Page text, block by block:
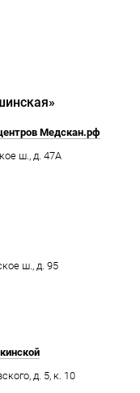
Медскан.рф
ш., д. 47А
ш., д. 95
д. 5, к. 10